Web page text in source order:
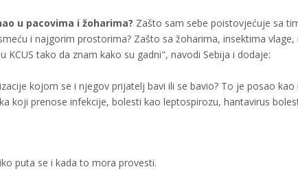
u pacovima i žoharima? Zašto sam sebe poistovjećuje sa
i najgorim prostorima? Zašto sa žoharima, insektima vlage,
tako da znam kako su gadni", navodi Sebija i dodaje:
kojom se i njegov prijatelj bavi ili se bavio? To je posao kao
koji prenose infekcije, bolesti kao leptospirozu, hantavirus
puta se i kada to mora provesti.